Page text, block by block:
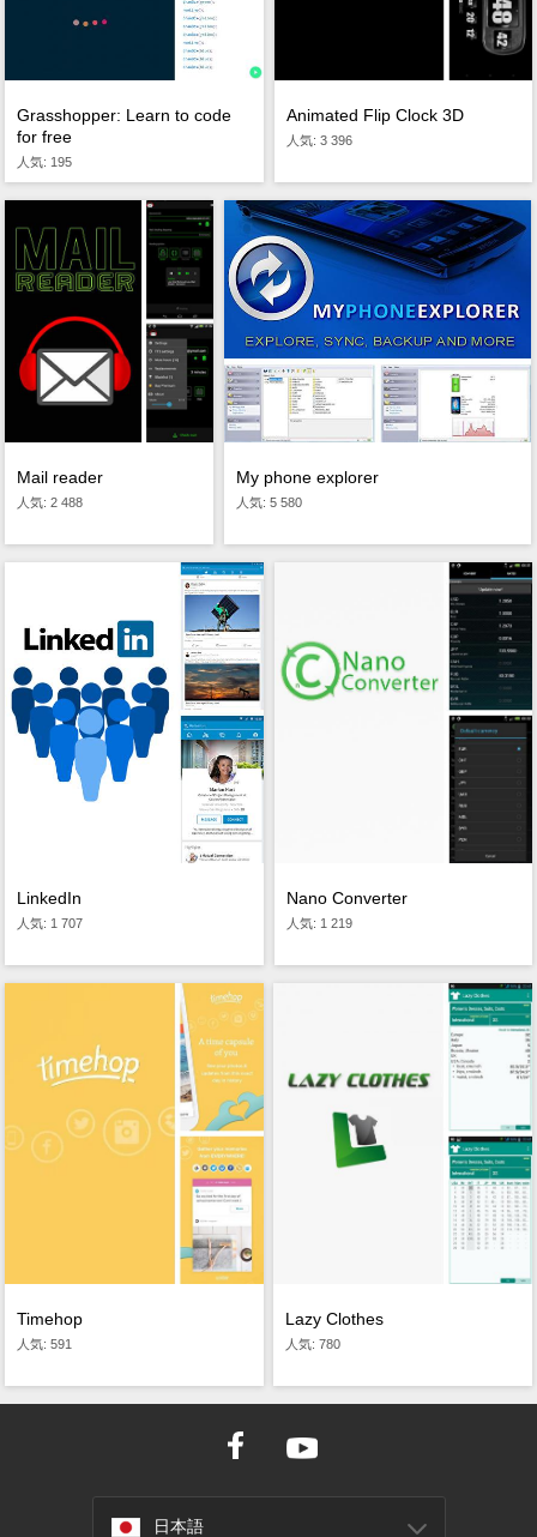
Grasshopper: Learn to code
for free
人気: 195
Animated Flip Clock 3D
人気: 3 396
Mail reader
人気: 2 488
My phone explorer
人気: 5 580
LinkedIn
人気: 1 707
Nano Converter
人気: 1 219
Timehop
人気: 591
Lazy Clothes
人気: 780
日本語